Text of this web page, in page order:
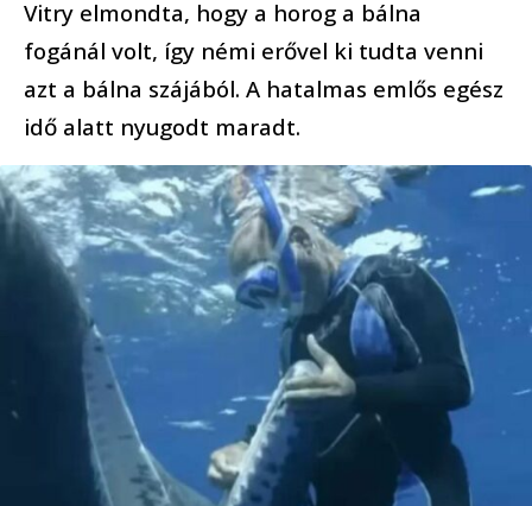
Vitry elmondta, hogy a horog a bálna
fogánál volt, így némi erővel ki tudta venni
azt a bálna szájából. A hatalmas emlős egész
idő alatt nyugodt maradt.